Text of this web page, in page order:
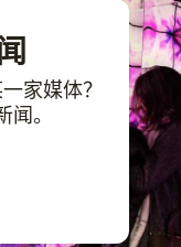
家媒体？
闻。